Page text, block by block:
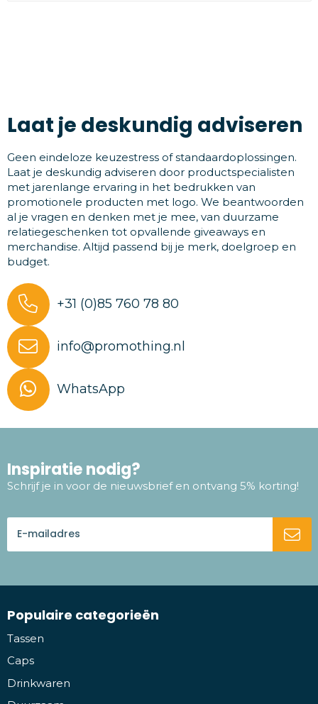
Laat je deskundig adviseren
Geen eindeloze keuzestress of standaardoplossingen.
Laat je deskundig adviseren door productspecialisten
met jarenlange ervaring in het bedrukken van
promotionele producten met logo. We beantwoorden
al je vragen en denken met je mee, van duurzame
relatiegeschenken tot opvallende giveaways en
merchandise. Altijd passend bij je merk, doelgroep en
budget.
+31 (0)85 760 78 80
info@promothing.nl
WhatsApp
Inspiratie nodig?
Schrijf je in voor de nieuwsbrief en ontvang 5% korting!
Populaire categorieën
Tassen
Caps
Drinkwaren